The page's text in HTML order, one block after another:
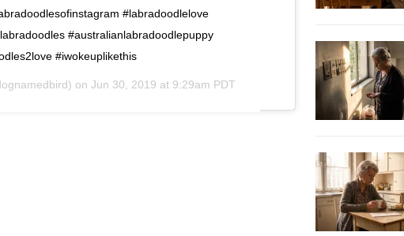
#labradoodlelove
#australianlabradoodlepuppy
#iwokeuplikethis
on Jun 30, 2019 at 9:29am PDT